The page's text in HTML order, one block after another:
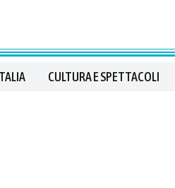
CULTURA E SPETTACOLI